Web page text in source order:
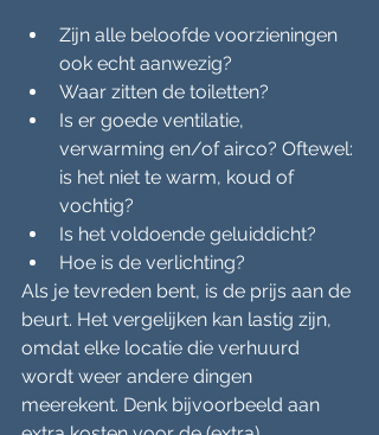
Zijn alle beloofde voorzieningen
ook echt aanwezig?
Waar zitten de toiletten?
Is er goede ventilatie,
verwarming en/of airco? Oftewel:
is het niet te warm, koud of
vochtig?
Is het voldoende geluiddicht?
Hoe is de verlichting?
Als je tevreden bent, is de prijs aan de
beurt. Het vergelijken kan lastig zijn,
omdat elke locatie die verhuurd
wordt weer andere dingen
meerekent. Denk bijvoorbeeld aan